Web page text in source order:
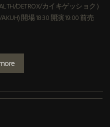
DETROX/カイキゲッショク）
開場 18:30 開演 19:00 前売